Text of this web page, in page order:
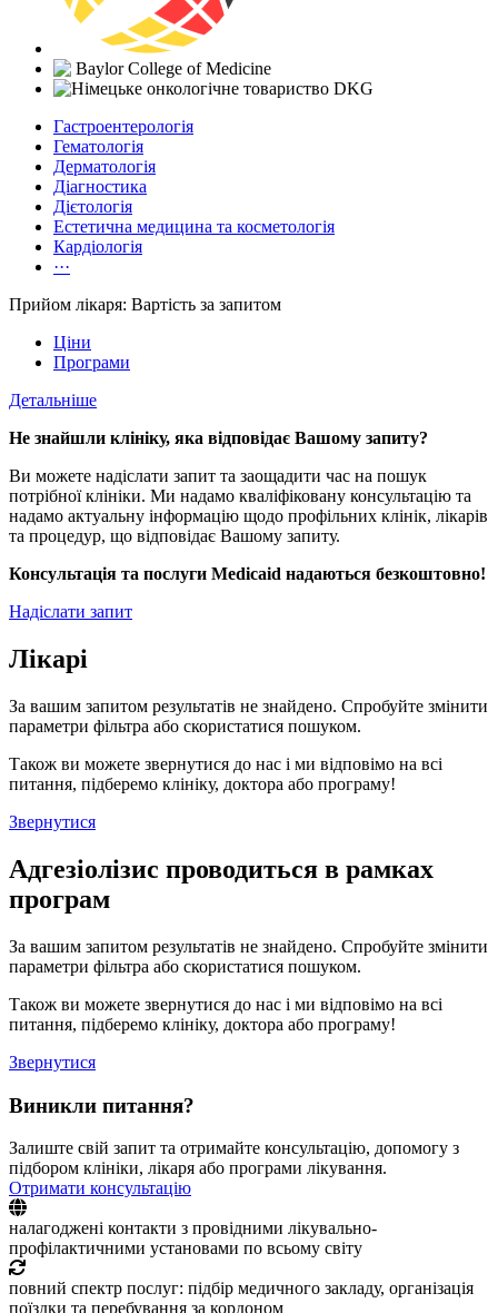
Гастроентерологія
Гематологія
Дерматологія
Діагностика
Дієтологія
Естетична медицина та косметологія
Кардіологія
···
Прийом лікаря: Вартість за запитом
Ціни
Програми
Детальніше
Не знайшли клініку, яка відповідає Вашому запиту?
Ви можете надіслати запит та заощадити час на пошук
потрібної клініки. Ми надамо кваліфіковану консультацію та
надамо актуальну інформацію щодо профільних клінік, лікарів
та процедур, що відповідає Вашому запиту.
Консультація та послуги Medicaid надаються безкоштовно!
Надіслати запит
Лікарі
За вашим запитом результатів не знайдено. Спробуйте змінити
параметри фільтра або скористатися пошуком.
Також ви можете звернутися до нас і ми відповімо на всі
питання, підберемо клініку, доктора або програму!
Звернутися
Адгезіолізис проводиться в рамках
програм
За вашим запитом результатів не знайдено. Спробуйте змінити
параметри фільтра або скористатися пошуком.
Також ви можете звернутися до нас і ми відповімо на всі
питання, підберемо клініку, доктора або програму!
Звернутися
Виникли питання?
Залиште свій запит та отримайте консультацію, допомогу з
підбором клініки, лікаря або програми лікування.
Отримати консультацію
налагоджені контакти з провідними лікувально-
профілактичними установами по всьому світу
повний спектр послуг: підбір медичного закладу, організація
поїздки та перебування за кордоном